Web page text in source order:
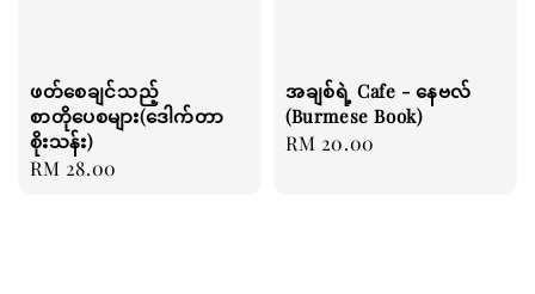
ဖတ်စေချင်သည့်
စာတိုပေစများ(ဒေါက်တာ
စိုးသန်း)
Regular
RM 28.00
အချစ်ရဲ့ Cafe - နေဗလ်
(Burmese Book)
Regular
RM 20.00